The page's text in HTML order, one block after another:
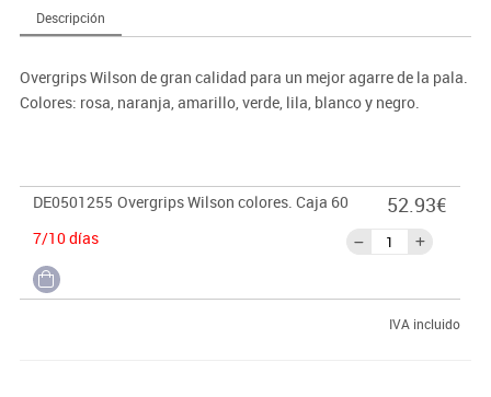
Descripción
Overgrips Wilson de gran calidad para un mejor agarre de la pala.
Colores: rosa, naranja, amarillo, verde, lila, blanco y negro.
DE0501255 Overgrips Wilson colores. Caja 60
7/10 días
52.93€
IVA incluido